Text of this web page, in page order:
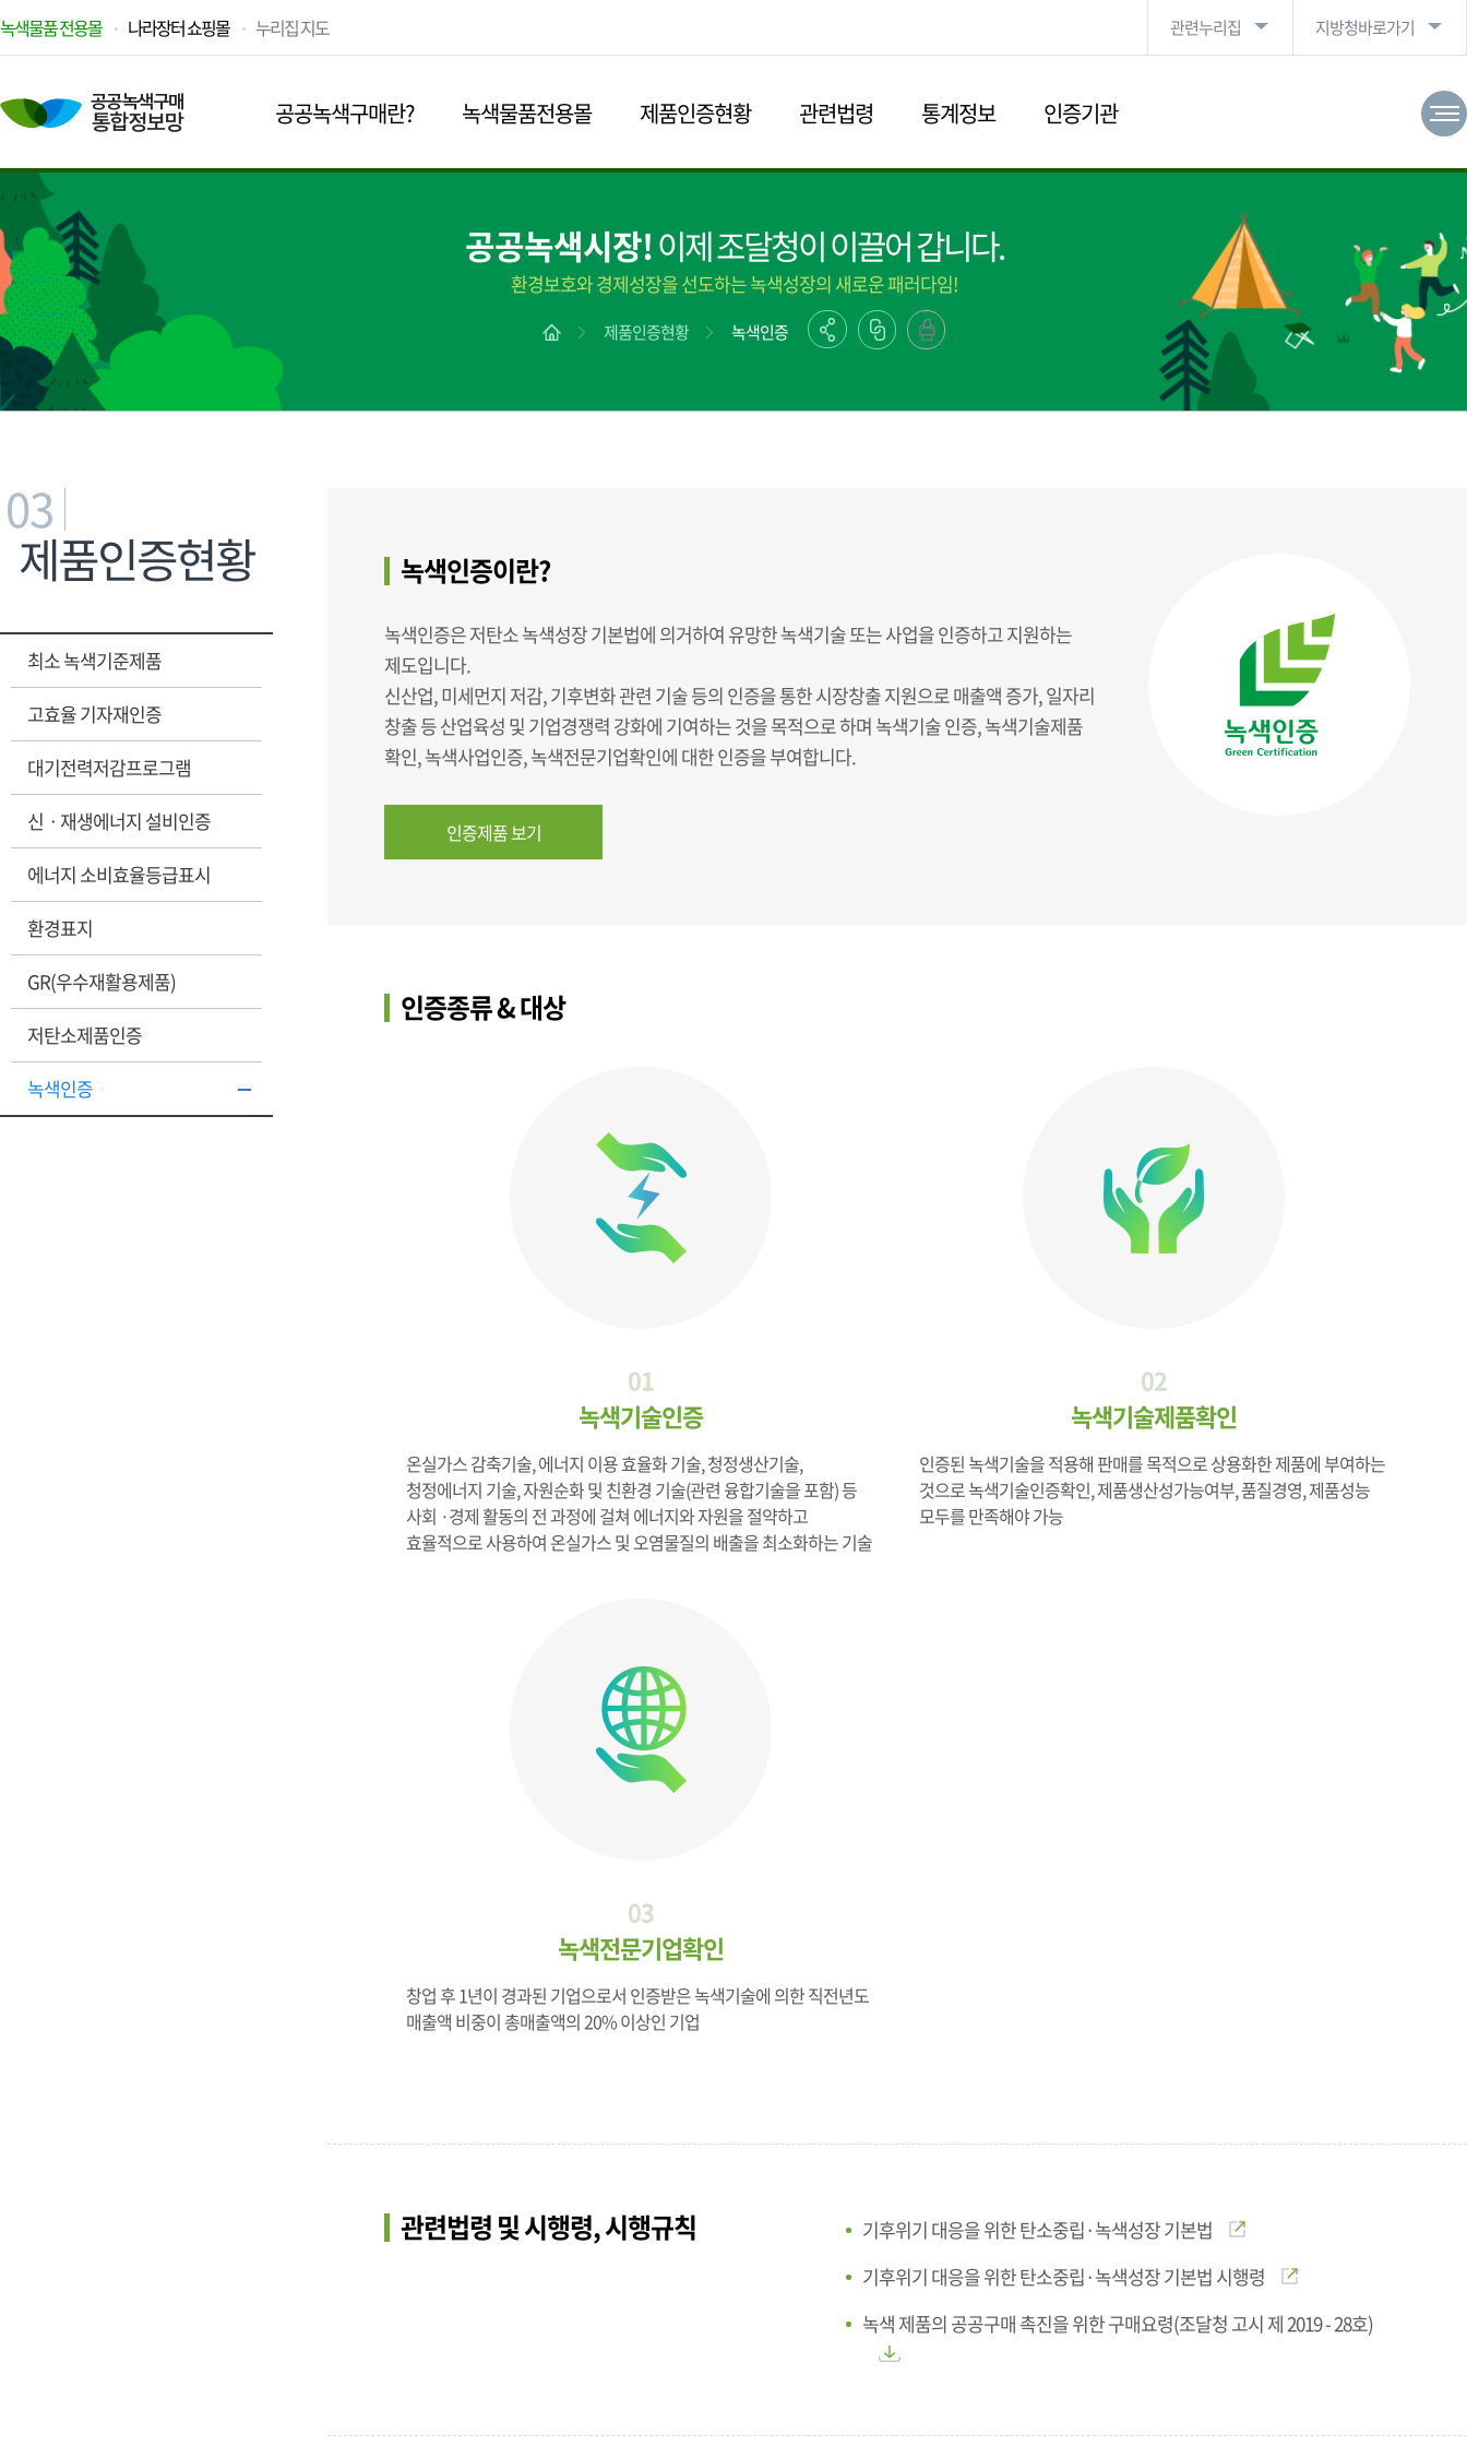
녹색물품 전용몰 나라장터 쇼핑몰 누리집 지도 관련누리집 지방청바로가기
공공녹색구매란? 녹색물품전용몰 제품인증현황 관련법령 통계정보 인증기관
공공녹색시장!이제 조달청이 이끌어 갑니다.
환경보호와 경제성장을 선도하는 녹색성장의 새로운 패러다임!
제품인증현황 녹색인증
03
제품인증현황
최소 녹색기준제품
고효율 기자재인증
대기전력저감프로그램
신ㆍ재생에너지 설비인증
에너지 소비효율등급표시
환경표지
GR(우수재활용제품)
저탄소제품인증
녹색인증
녹색인증이란?
녹색인증은 저탄소 녹색성장 기본법에 의거하여 유망한 녹색기술 또는 사업을 인증하고 지원하는
제도입니다.
신산업, 미세먼지 저감, 기후변화 관련 기술 등의 인증을 통한 시장창출 지원으로 매출액 증가, 일자리
창출 등 산업육성 및 기업경쟁력 강화에 기여하는 것을 목적으로 하며 녹색기술 인증, 녹색기술제품
확인, 녹색사업인증, 녹색전문기업확인에 대한 인증을 부여합니다.
인증제품 보기
인증종류 & 대상
01
녹색기술인증
온실가스 감축기술, 에너지 이용 효율화 기술, 청정생산기술,
청정에너지 기술, 자원순화 및 친환경 기술(관련 융합기술을 포함) 등
사회 ·경제 활동의 전 과정에 걸쳐 에너지와 자원을 절약하고
효율적으로 사용하여 온실가스 및 오염물질의 배출을 최소화하는 기술
02
녹색기술제품확인
인증된 녹색기술을 적용해 판매를 목적으로 상용화한 제품에 부여하는
것으로 녹색기술인증확인, 제품생산성가능여부, 품질경영, 제품성능
모두를 만족해야 가능
03
녹색전문기업확인
창업 후 1년이 경과된 기업으로서 인증받은 녹색기술에 의한 직전년도
매출액 비중이 총매출액의 20% 이상인 기업
관련법령 및 시행령, 시행규칙
기후위기 대응을 위한 탄소중립·녹색성장 기본법
기후위기 대응을 위한 탄소중립·녹색성장 기본법 시행령
녹색 제품의 공공구매 촉진을 위한 구매요령(조달청 고시 제 2019 - 28호)